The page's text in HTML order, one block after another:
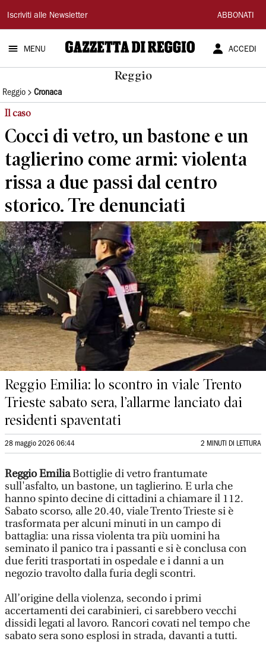
Gazzetta
di
Reggio
Iscriviti alle Newsletter ABBONATI
MENU ACCEDI
Reggio
Reggio Cronaca
Il caso
Cocci di vetro, un bastone e un
taglierino come armi: violenta
rissa a due passi dal centro
storico. Tre denunciati
Reggio Emilia: lo scontro in viale Trento
Trieste sabato sera, l’allarme lanciato dai
residenti spaventati
28 maggio 2026 06:44 2 MINUTI DI LETTURA
Reggio EmiliaBottiglie di vetro frantumate
sull'asfalto, un bastone, un taglierino. E urla che
hanno spinto decine di cittadini a chiamare il 112.
Sabato scorso, alle 20.40, viale Trento Trieste si è
trasformata per alcuni minuti in un campo di
battaglia: una rissa violenta tra più uomini ha
seminato il panico tra i passanti e si è conclusa con
due feriti trasportati in ospedale e i danni a un
negozio travolto dalla furia degli scontri.
All’origine della violenza, secondo i primi
accertamenti dei carabinieri, ci sarebbero vecchi
dissidi legati al lavoro. Rancori covati nel tempo che
sabato sera sono esplosi in strada, davanti a tutti.